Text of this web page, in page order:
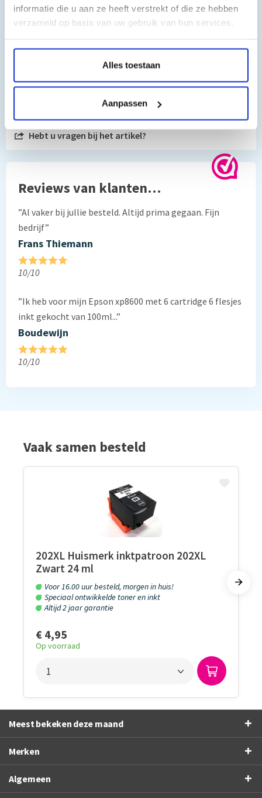
informatie die u aan ze heeft verstrekt of die ze hebben
verzameld op basis van uw gebruik van hun services.
Alles toestaan
Aanpassen
Toch nog een vraag?
Hebt u vragen bij het artikel?
Reviews van klanten…
”Al vaker bij jullie besteld. Altijd prima gegaan. Fijn
bedrijf”
Frans Thiemann
10/10
”Ik heb voor mijn Epson xp8600 met 6 cartridge 6 flesjes
inkt gekocht van 100ml...”
Boudewijn
10/10
Vaak samen besteld
202XL Huismerk inktpatroon 202XL
Zwart 24 ml
Voor 16.00 uur besteld, morgen in huis!
Speciaal ontwikkelde toner en inkt
Altijd 2 jaar garantie
€ 4,95
Op voorraad
Meest bekeken deze maand
Merken
Algemeen